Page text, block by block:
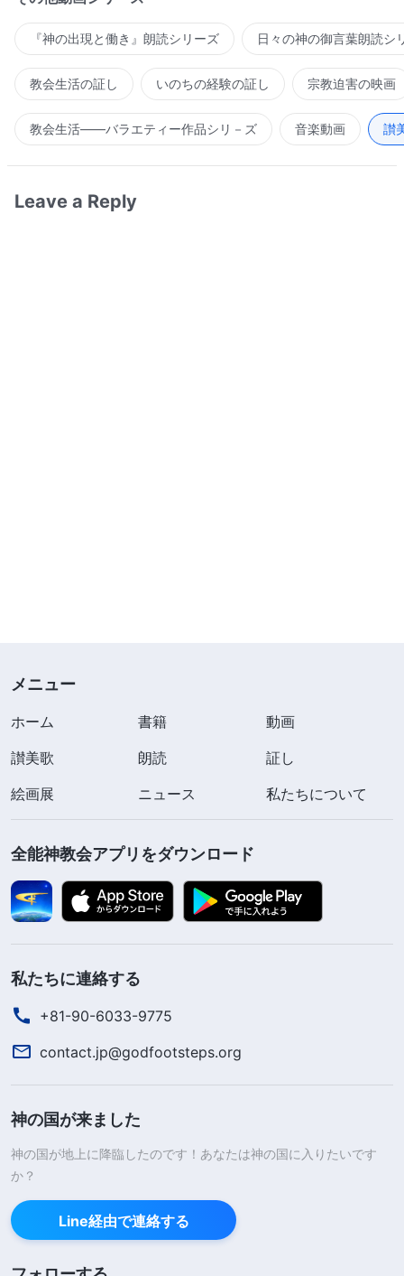
『神の出現と働き』朗読シリーズ 日々の神の御言葉朗読シ
教会生活の証し いのちの経験の証し 宗教迫害の映画
教会生活――バラエティー作品シリ－ズ 音楽動画 讃
Leave a Reply
メニュー
ホーム 書籍
動画
讃美歌
朗読
証し
絵画展
ニュース 私たちについて
全能神教会アプリをダウンロード
私たちに連絡する
+81-90-6033-9775
contact.jp@godfootsteps.org
神の国が来ました
神の国が地上に降臨したのです！あなたは神の国に入りたいです
か？
Line経由で連絡する